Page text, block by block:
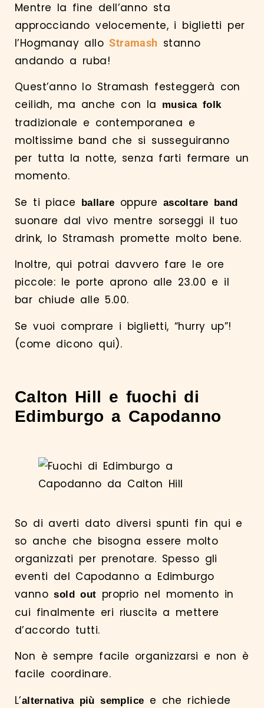
Mentre la fine dell’anno sta
approcciando velocemente, i biglietti per
l’Hogmanay alloStramash stanno
andando a ruba!
Quest’anno lo Stramash festeggerà con
ceilidh, ma anche con la
musica folk
tradizionale e contemporanea e
moltissime band che si susseguiranno
per tutta la notte, senza farti fermare un
momento.
Se ti piace
ballare oppure ascoltare band
suonare dal vivo mentre sorseggi il tuo
drink, lo Stramash promette molto bene.
Inoltre, qui potrai davvero fare le ore
piccole: le porte aprono alle 23.00 e il
bar chiude alle 5.00.
Se vuoi comprare i biglietti, “hurry up”!
(come dicono qui).
Calton Hill e fuochi di
Edimburgo a Capodanno
So di averti dato diversi spunti fin qui e
so anche che bisogna essere molto
organizzati per prenotare. Spesso gli
eventi del Capodanno a Edimburgo
vannosold out proprio nel momento in
cui finalmente eri riuscitə a mettere
d’accordo tutti.
Non è sempre facile organizzarsi e non è
facile coordinare.
L’alternativa più semplice e che richiede